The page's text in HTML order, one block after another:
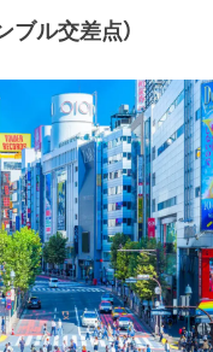
ブル交差点）